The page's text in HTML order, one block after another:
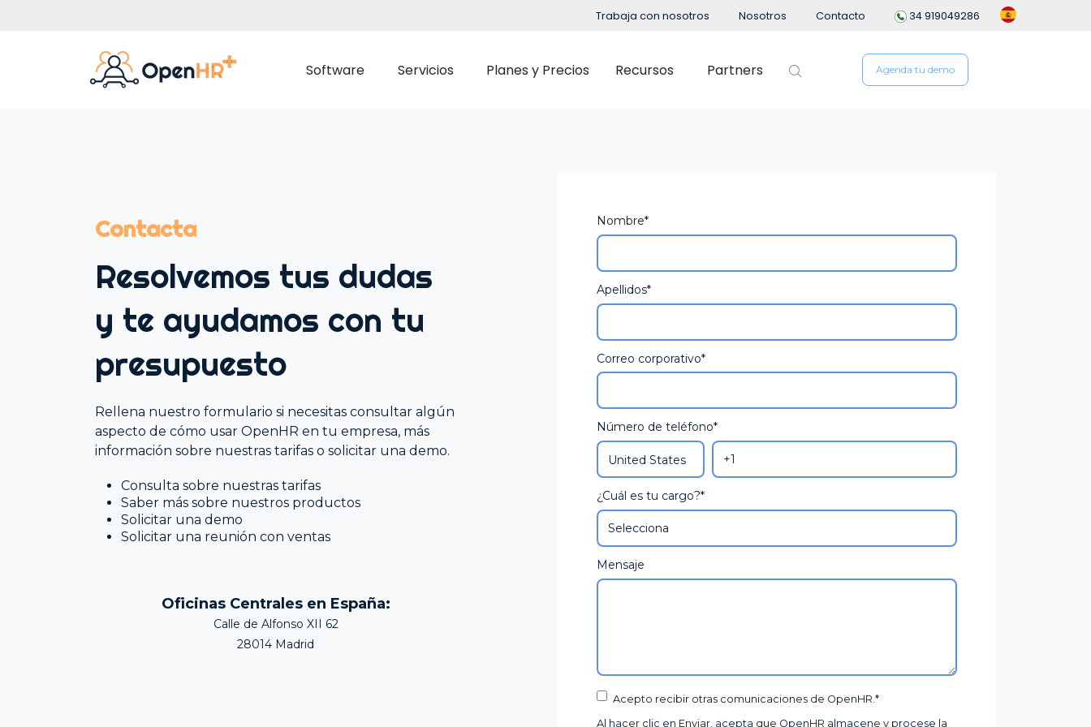
Trabaja con nosotros Nosotros Contacto 34 919049286
Software
Gestión Documental
Comunicación Interna
Portal del Empleado
Ausencias y Vacaciones
Encuestas de Recursos Humanos
Gestión de Gastos
Retribución Flexible
Plan de Igualdad
Servicios
Outsourcing de Nómina
Planes y Precios Recursos
Guías y Ebooks
Partners Agenda tu demo
Contacta
Resolvemos tus dudas
y te ayudamos con tu
presupuesto
Rellena nuestro formulario si necesitas consultar algún
aspecto de cómo usar OpenHR en tu empresa, más
información sobre nuestras tarifas o solicitar una demo.
Consulta sobre nuestras tarifas
Saber más sobre nuestros productos
Solicitar una demo
Solicitar una reunión con ventas
Oficinas Centrales en España:
Calle de Alfonso XII 62
28014 Madrid
Nombre*
Apellidos*
Correo corporativo*
Número de teléfono*
¿Cuál es tu cargo?*
Mensaje
Acepto recibir otras comunicaciones de OpenHR. *
Al hacer clic en Enviar, acepta que OpenHR almacene y procese la